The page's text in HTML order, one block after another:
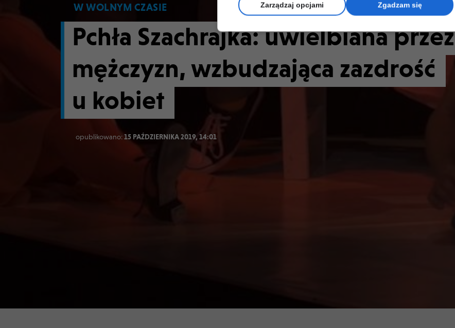
W WOLNYM CZASIE
Pchła Szachrajka: uwielbiana przez
mężczyzn, wzbudzająca zazdrość
u kobiet
opublikowano:15 PAŹDZIERNIKA 2019, 14:01
Zarządzaj opcjami Zgadzam się